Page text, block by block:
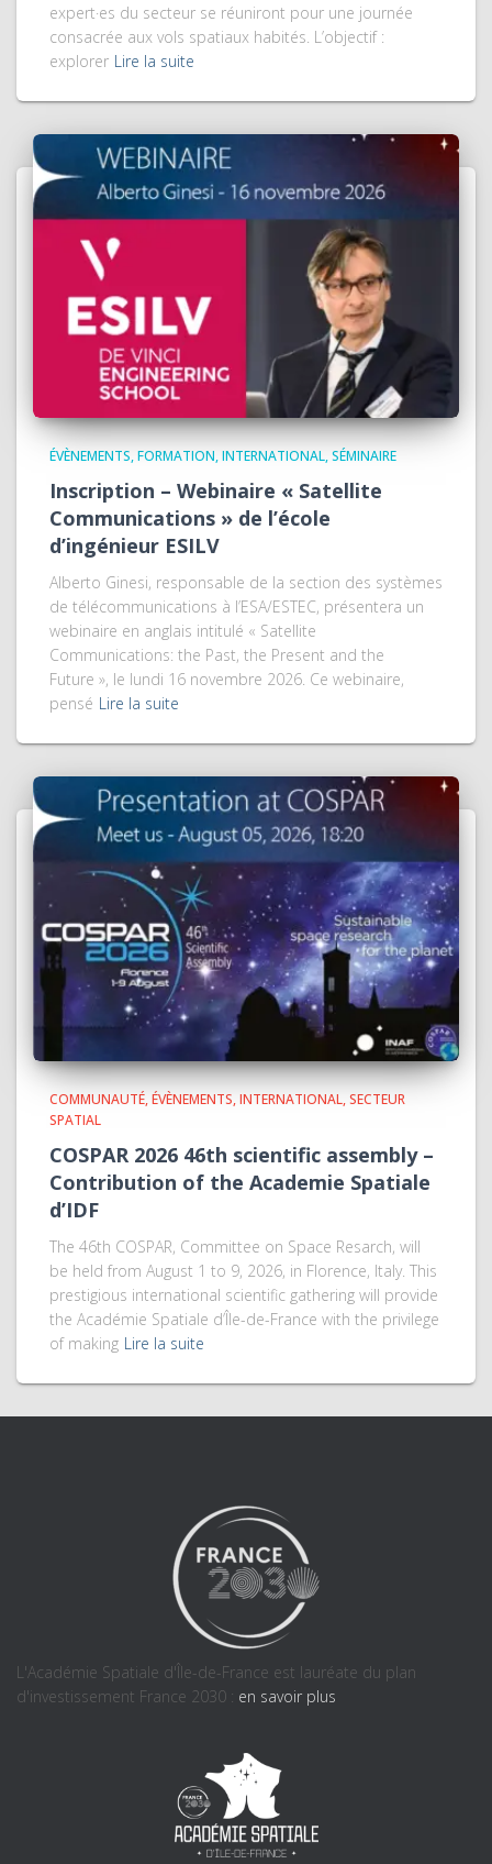
expert·es du secteur se réuniront pour une journée
consacrée aux vols spatiaux habités. L’objectif :
explorer Lire la suite
ÉVÈNEMENTS FORMATION INTERNATIONAL SÉMINAIRE
Inscription – Webinaire « Satellite
Communications » de l’école
d’ingénieur ESILV
Alberto Ginesi, responsable de la section des systèmes
de télécommunications à l’ESA/ESTEC, présentera un
webinaire en anglais intitulé « Satellite
Communications: the Past, the Present and the
Future », le lundi 16 novembre 2026. Ce webinaire,
pensé Lire la suite
COMMUNAUTÉ ÉVÈNEMENTS INTERNATIONAL SECTEUR
SPATIAL
COSPAR 2026 46th scientific assembly –
Contribution of the Academie Spatiale
d’IDF
The 46th COSPAR, Committee on Space Resarch, will
be held from August 1 to 9, 2026, in Florence, Italy. This
prestigious international scientific gathering will provide
the Académie Spatiale d’Île-de-France with the privilege
of making Lire la suite
L'Académie Spatiale d'Île-de-France est lauréate du plan
d'investissement France 2030 : en savoir plus